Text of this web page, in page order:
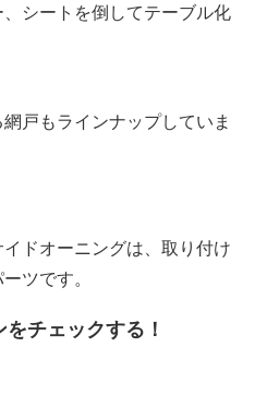
シートを倒してテーブル化
戸もラインナップしていま
ドオーニングは、取り付け
ツです。
チェックする！